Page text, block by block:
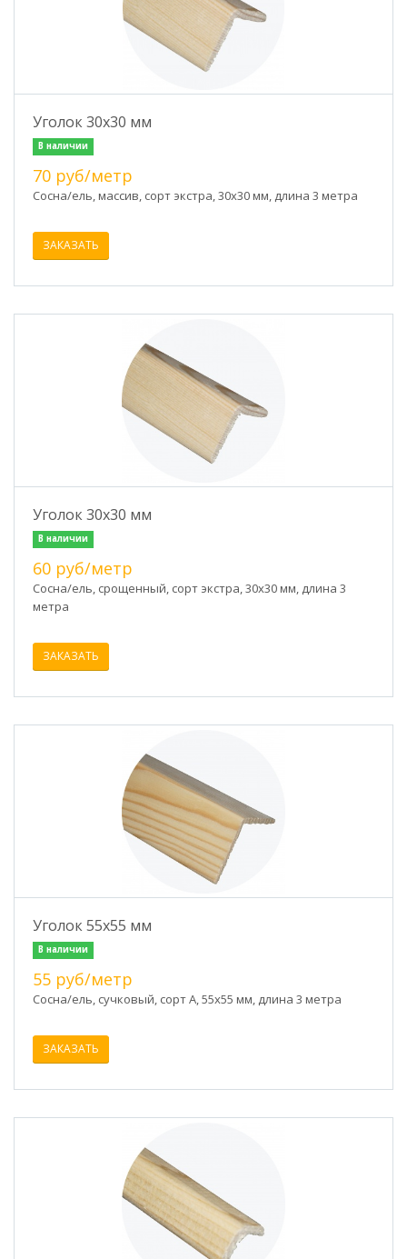
Уголок 30х30 мм
В наличии
70 руб/метр
Сосна/ель, массив, сорт экстра, 30х30 мм, длина 3 метра
ЗАКАЗАТЬ
Уголок 30х30 мм
В наличии
60 руб/метр
Сосна/ель, срощенный, сорт экстра, 30х30 мм, длина 3
метра
ЗАКАЗАТЬ
Уголок 55х55 мм
В наличии
55 руб/метр
Сосна/ель, сучковый, сорт А, 55х55 мм, длина 3 метра
ЗАКАЗАТЬ